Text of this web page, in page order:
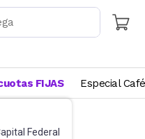
Federal
FIJAS Especial Café